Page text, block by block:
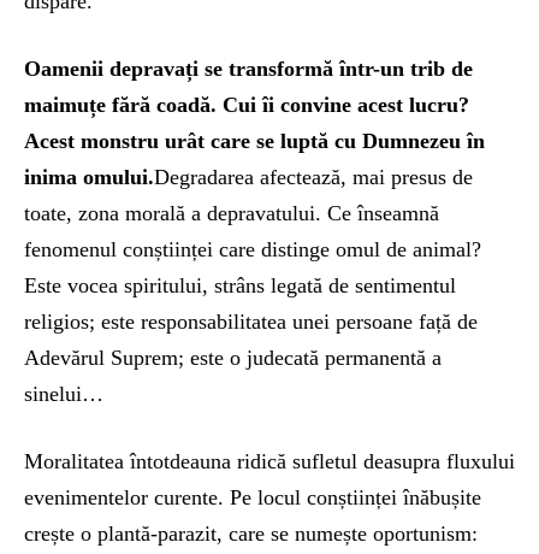
Oamenii depravați se transformă într-un trib de
maimuțe fără coadă. Cui îi convine acest lucru?
Acest monstru urât care se luptă cu Dumnezeu în
inima omului.Degradarea afectează, mai presus de
toate, zona morală a depravatului. Ce înseamnă
fenomenul conștiinței care distinge omul de animal?
Este vocea spiritului, strâns legată de sentimentul
religios; este responsabilitatea unei persoane față de
Adevărul Suprem; este o judecată permanentă a
sinelui…
Moralitatea întotdeauna ridică sufletul deasupra fluxului
evenimentelor curente. Pe locul conștiinței înăbușite
crește o plantă-parazit, care se numește oportunism: